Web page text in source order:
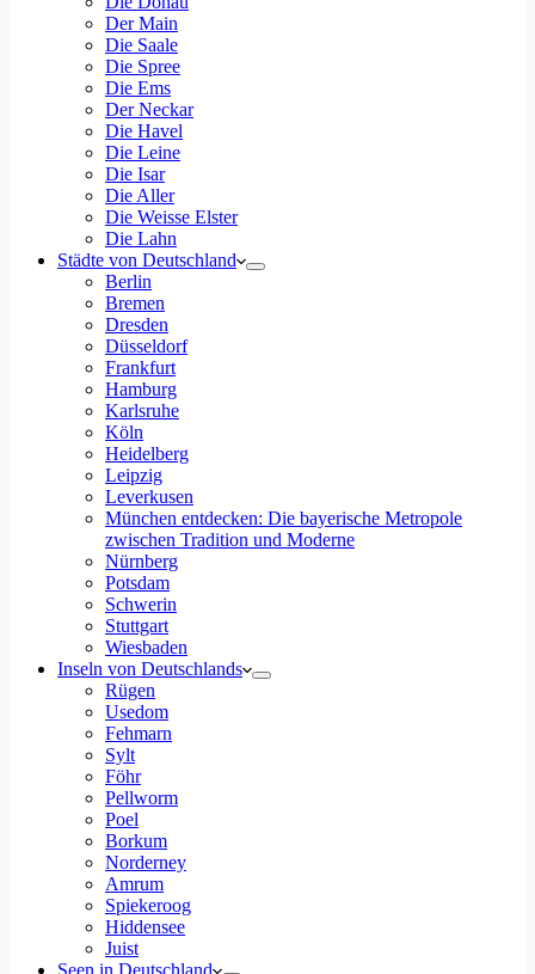
Der Main
Die Saale
Die Spree
Die Ems
Der Neckar
Die Havel
Die Leine
Die Isar
Die Aller
Die Weisse Elster
Die Lahn
Städte von Deutschland
Berlin
Bremen
Dresden
Düsseldorf
Frankfurt
Hamburg
Karlsruhe
Köln
Heidelberg
Leipzig
Leverkusen
München entdecken: Die bayerische Metropole
zwischen Tradition und Moderne
Nürnberg
Potsdam
Schwerin
Stuttgart
Wiesbaden
Inseln von Deutschlands
Rügen
Usedom
Fehmarn
Sylt
Föhr
Pellworm
Poel
Borkum
Norderney
Amrum
Spiekeroog
Hiddensee
Juist
Seen in Deutschland